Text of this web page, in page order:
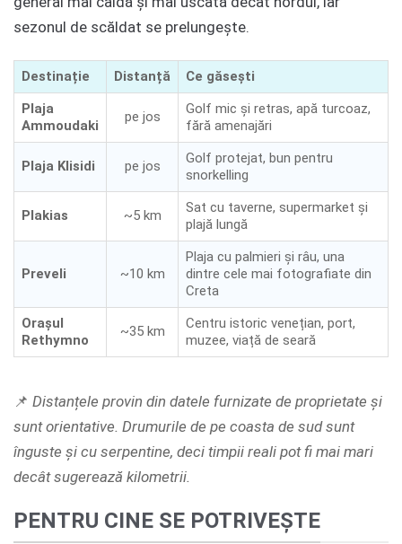
sezonul de scăldat se prelungește.
Destinație Distanță
Ce găsești
Plaja
Ammoudaki
pe jos
Golf mic și retras, apă turcoaz,
fără amenajări
Plaja Klisidi pe jos
Golf protejat, bun pentru
snorkelling
Plakias ~5 km
Sat cu taverne, supermarket și
plajă lungă
Preveli ~10 km
Plaja cu palmieri și râu, una
dintre cele mai fotografiate din
Creta
Orașul
Rethymno
~35 km
Centru istoric venețian, port,
muzee, viață de seară
📌 Distanțele provin din datele furnizate de proprietate și
sunt orientative. Drumurile de pe coasta de sud sunt
înguste și cu serpentine, deci timpii reali pot fi mai mari
decât sugerează kilometrii.
PENTRU CINE SE POTRIVEȘTE